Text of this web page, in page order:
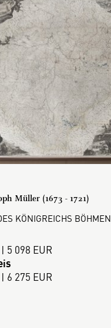
Müller (1673 - 1721)
KÖNIGREICHS BÖHMEN
5 098 EUR
6 275 EUR